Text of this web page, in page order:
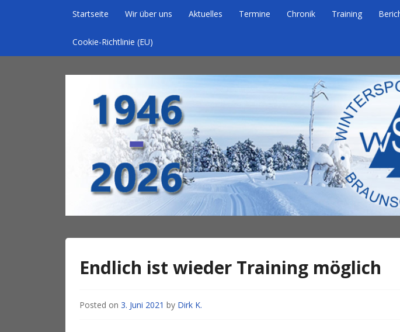
Startseite Wir über uns Aktuelles Termine Chronik Training
Cookie-Richtlinie (EU)
Wintersportverein
Endlich ist wieder Training möglich
Posted on 3. Juni 2021 by Dirk K.